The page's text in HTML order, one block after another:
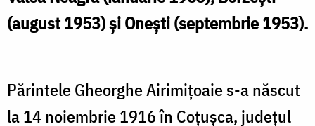
(august 1953) și Onești (septembrie 1953).
Părintele Gheorghe Airimițoaie s-a născut
la 14 noiembrie 1916 în Coțușca, județul